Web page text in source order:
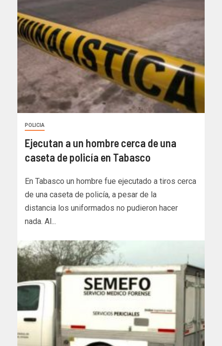
POLICIA
Ejecutan a un hombre cerca de una
caseta de policía en Tabasco
En Tabasco un hombre fue ejecutado a tiros cerca
de una caseta de policía, a pesar de la
distancia los uniformados no pudieron hacer
nada. Al...